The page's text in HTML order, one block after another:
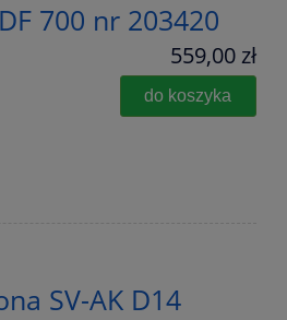
700 nr 203420
559,00 zł
do koszyka
SV-AK D14